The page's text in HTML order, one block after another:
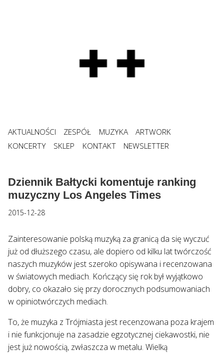
AKTUALNOŚCI ZESPÓŁ MUZYKA
ARTWORK
KONCERTY
SKLEP KONTAKT NEWSLETTER
Dziennik Bałtycki komentuje ranking
muzyczny Los Angeles Times
2015-12-28
Zainteresowanie polską muzyką za granicą da się wyczuć
już od dłuższego czasu, ale dopiero od kilku lat twórczość
naszych muzyków jest szeroko opisywana i recenzowana
w światowych mediach. Kończący się rok był wyjątkowo
dobry, co okazało się przy dorocznych podsumowaniach
w opiniotwórczych mediach.
To, że muzyka z Trójmiasta jest recenzowana poza krajem
i nie funkcjonuje na zasadzie egzotycznej ciekawostki, nie
jest już nowością, zwłaszcza w metalu. Wielką